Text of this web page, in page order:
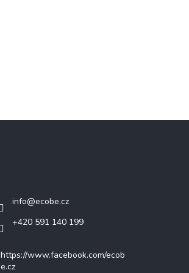
info@ecobe.cz
+420 591 140 199
https://www.facebook.com/ecob
e.cz